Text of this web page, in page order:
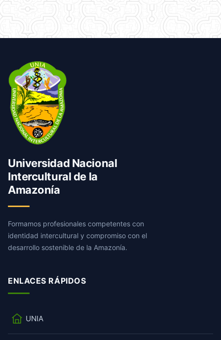
Universidad Nacional
Intercultural de la
Amazonía
Formamos profesionales competentes con
identidad intercultural y compromiso con el
desarrollo sostenible de la Amazonía.
ENLACES RÁPIDOS
UNIA